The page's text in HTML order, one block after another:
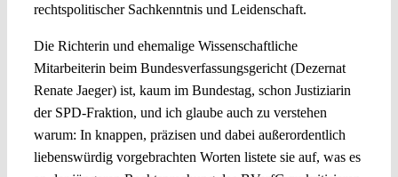
rechtspolitischer Sachkenntnis und Leidenschaft.
Die Richterin und ehemalige Wissenschaftliche
Mitarbeiterin beim Bundesverfassungsgericht (Dezernat
Renate Jaeger) ist, kaum im Bundestag, schon Justiziarin
der SPD-Fraktion, und ich glaube auch zu verstehen
warum: In knappen, präzisen und dabei außerordentlich
liebenswürdig vorgebrachten Worten listete sie auf, was es